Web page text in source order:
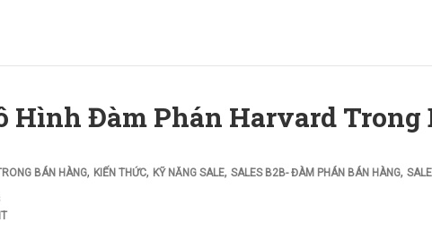
Hình Đàm Phán Harvard Trong
BÁN HÀNG, KIẾN THỨC, KỸ NĂNG SALE, SALES B2B- ĐÀM PHÁN BÁN HÀNG,